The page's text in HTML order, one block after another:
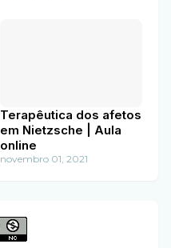
Terapêutica dos afetos
em Nietzsche | Aula
online
novembro 01, 2021